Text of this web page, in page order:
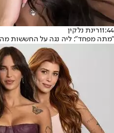
11:44רינת נלקין
"מתה מפחד": ליה נגה על החששות